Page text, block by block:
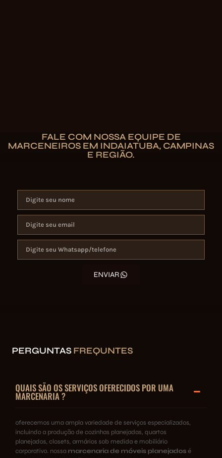
FALE COM NOSSA EQUIPE DE
MARCENEIROS EM INDAIATUBA, CAMPINAS
E REGIÃO.
ENVIAR
PERGUNTAS FREQUNTES
QUAIS SÃO OS SERVIÇOS OFERECIDOS POR UMA
MARCENARIA ?
oferecemos uma ampla variedade de serviços especializados,
incluindo a produção de cozinhas planejadas, quartos
planejados, closets, armários sob medida e mobiliário
corporativo. nossa marcenaria de móveis planejadosé